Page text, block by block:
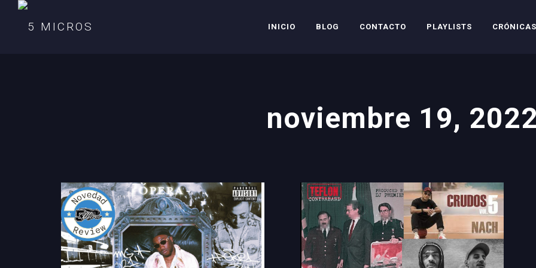
INICIO BLOG CONTACTO PLAYLISTS CRÓNICAS
noviembre 19,